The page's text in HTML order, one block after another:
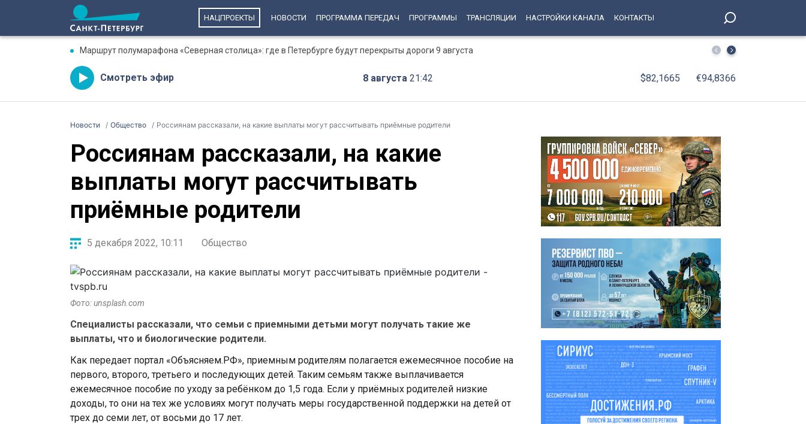
НАЦПРОЕКТЫ НОВОСТИ ПРОГРАММА ПЕРЕДАЧ ПРОГРАММЫ ТРАНСЛЯЦИИ НАСТРОЙКИ КАНАЛА КОНТАКТЫ
Маршрут полумарафона «Северная столица»: где в Петербурге будут перекрыты дороги 9 августа На поле стадиона «Петровский» вышли лучшие игроки
Смотреть эфир 8 августа 21:42 $82,1665 €94,8366
Новости Общество Россиянам рассказали, на какие выплаты могут рассчитывать приёмные родители
Россиянам рассказали, на какие
выплаты могут рассчитывать
приёмные родители
5 декабря 2022, 10:11 Общество
Фото: unsplash.com
Специалисты рассказали, что семьи с приемными детьми могут получать такие же
выплаты, что и биологические родители.
Как передает портал «Объясняем.РФ», приемным родителям полагается ежемесячное пособие на
первого, второго, третьего и последующих детей. Таким семьям также выплачивается
ежемесячное пособие по уходу за ребёнком до 1,5 года. Если у приёмных родителей низкие
доходы, то они на тех же условиях могут получать меры государственной поддержки на детей от
трех до семи лет, от восьми до 17 лет.